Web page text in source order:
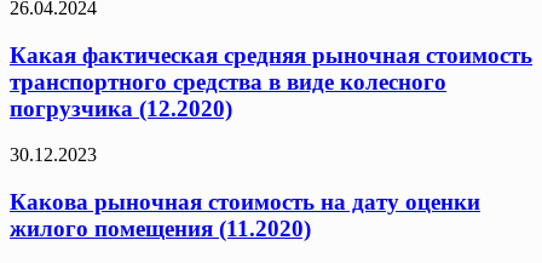
26.04.2024
Какая фактическая средняя рыночная стоимость
транспортного средства в виде колесного
погрузчика (12.2020)
30.12.2023
Какова рыночная стоимость на дату оценки
жилого помещения (11.2020)